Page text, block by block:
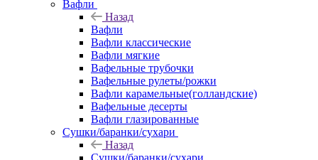
Вафли
Назад
Вафли
Вафли классические
Вафли мягкие
Вафельные трубочки
Вафельные рулеты/рожки
Вафли карамельные(голландские)
Вафельные десерты
Вафли глазированные
Сушки/баранки/сухари
Назад
Сушки/баранки/сухари